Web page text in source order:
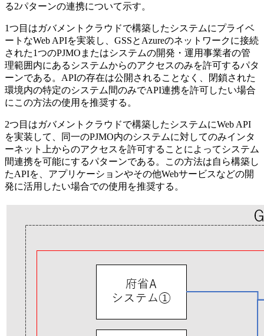
る2パターンの連携について示す。
1つ目はガバメントクラウドで構築したシステムにプライベ
ートなWeb APIを実装し、GSSとAzureのネットワークに接続
された1つのPJMOまたはシステムの開発・運用事業者の管
理範囲内にあるシステムからのアクセスのみを許可するパタ
ーンである。APIの存在は公開されることなく、閉鎖された
環境内の特定のシステム間のみでAPI連携を許可したい場合
にこの方法の使用を推奨する。
2つ目はガバメントクラウドで構築したシステムにWeb API
を実装して、同一のPJMO内のシステムに対してのみインタ
ーネット上からのアクセスを許可することによってシステム
間連携を可能にするパターンである。この方法は自ら構築し
たAPIを、アプリケーションやその他Webサービスなどの開
発に活用したい場合での使用を推奨する。